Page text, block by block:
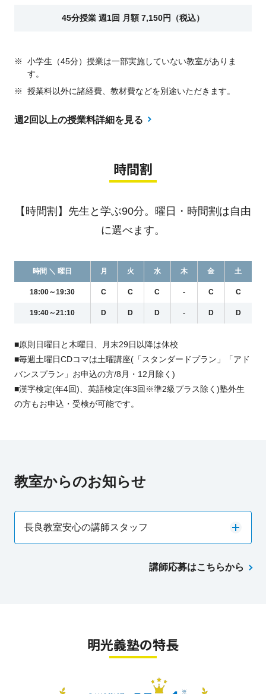
45分授業 週1回 月額 7,150円（税込）
※
小学生（45分）授業は一部実施していない教室がありま
す。
※
授業料以外に諸経費、教材費などを別途いただきます。
週2回以上の授業料詳細を見る
時間割
【時間割】先生と学ぶ90分。曜日・時間割は自由
に選べます。
時間 ＼ 曜日 月 火 水 木 金 土
18:00～19:30 C C C - C C
19:40～21:10 D D D - D D
■原則日曜日と木曜日、月末29日以降は休校
■毎週土曜日CDコマは土曜講座(「スタンダードプラン」「アド
バンスプラン」お申込の方/8月・12月除く)
■漢字検定(年4回)、英語検定(年3回※準2級プラス除く)塾外生
の方もお申込・受検が可能です。
教室からのお知らせ
長良教室安心の講師スタッフ
講師応募はこちらから
明光義塾の特長